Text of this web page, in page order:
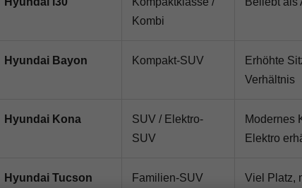
Kombi
Hyundai Bayon Kompakt-SUV
Erhöhte
Verhältnis
Hyundai Kona
SUV / Elektro-
SUV
Modernes
Elektro
Hyundai Tucson Familien-SUV Viel Platz,